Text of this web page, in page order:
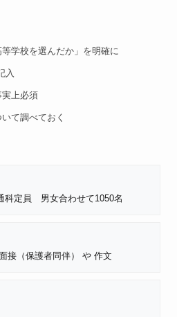
学校を選んだか」を明確に
入
上必須
て調べておく
科定員 男女合わせて1050名
接（保護者同伴） や 作文